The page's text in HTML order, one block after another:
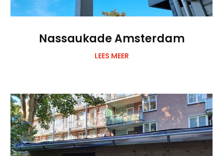
Nassaukade Amsterdam
LEES MEER